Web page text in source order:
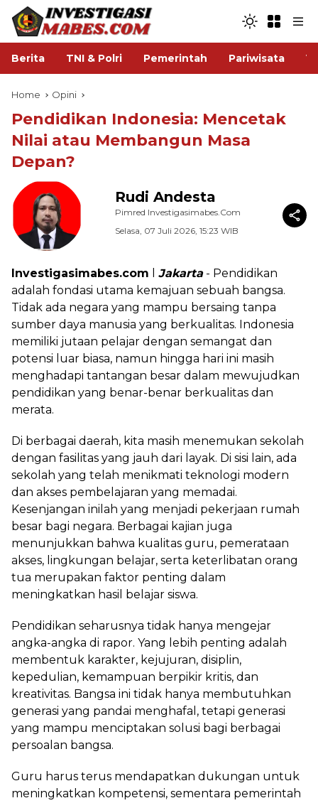
Berita TNI & Polri Pemerintah Pariwisata
Home Opini
Pendidikan Indonesia: Mencetak
Nilai atau Membangun Masa
Depan?
Rudi Andesta
Pimred Investigasimabes.com
Selasa, 07 Juli 2026, 15:23 WIB
Investigasimabes.com Jakarta- Pendidikan
adalah fondasi utama kemajuan sebuah bangsa.
Tidak ada negara yang mampu bersaing tanpa
sumber daya manusia yang berkualitas. Indonesia
memiliki jutaan pelajar dengan semangat dan
potensi luar biasa, namun hingga hari ini masih
menghadapi tantangan besar dalam mewujudkan
pendidikan yang benar-benar berkualitas dan
merata.
Di berbagai daerah, kita masih menemukan sekolah
dengan fasilitas yang jauh dari layak. Di sisi lain, ada
sekolah yang telah menikmati teknologi modern
dan akses pembelajaran yang memadai.
Kesenjangan inilah yang menjadi pekerjaan rumah
besar bagi negara. Berbagai kajian juga
menunjukkan bahwa kualitas guru, pemerataan
akses, lingkungan belajar, serta keterlibatan orang
tua merupakan faktor penting dalam
meningkatkan hasil belajar siswa.
Pendidikan seharusnya tidak hanya mengejar
angka-angka di rapor. Yang lebih penting adalah
membentuk karakter, kejujuran, disiplin,
kepedulian, kemampuan berpikir kritis, dan
kreativitas. Bangsa ini tidak hanya membutuhkan
generasi yang pandai menghafal, tetapi generasi
yang mampu menciptakan solusi bagi berbagai
persoalan bangsa.
Guru harus terus mendapatkan dukungan untuk
meningkatkan kompetensi, sementara pemerintah